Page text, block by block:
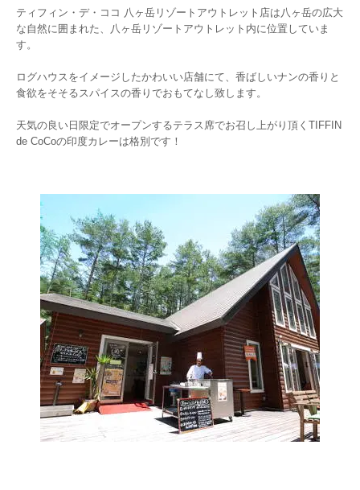
ティフィン・デ・ココ 八ヶ岳リゾートアウトレット店は八ヶ岳の広大
な自然に囲まれた、八ヶ岳リゾートアウトレット内に位置していま
す。
ログハウスをイメージしたかわいい店舗にて、香ばしいナンの香りと
食欲をそそるスパイスの香りでおもてなし致します。
天気の良い日限定でオープンするテラス席でお召し上がり頂くTIFFIN
de CoCoの印度カレーは格別です！